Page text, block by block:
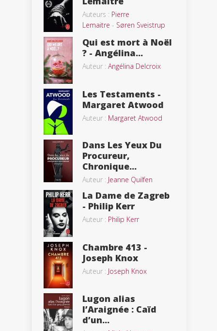
Auteurs : Pierre
Lemaitre - Søren Sveistrup
Qui est mort à Noël
? - Angélina...
Auteur : Angélina Delcroix
Les Testaments -
Margaret Atwood
Auteur : Margaret Atwood
Dans Les Yeux Du
Procureur,
Chronique...
Auteur : Jeanne Quilfen
La Dame de Zagreb
- Philip Kerr
Auteur : Philip Kerr
Chambre 413 -
Joseph Knox
Auteur : Joseph Knox
Lugon alias
l’Araignée : Caïd
d’un...